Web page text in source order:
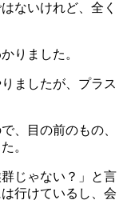
ないけれど、全く
りました。
ましたが、プラス
、目の前のもの、
。
じゃない？」と言
行けているし、会